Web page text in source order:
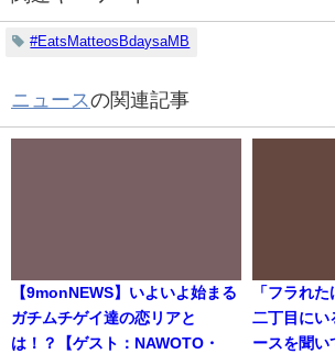
#EatsMatteosBdaysaMB
ニュースの関連記事
【9monNEWS】いよいよ始まる
ガチムチゲイ達の恋リアと
は！？【ゲスト：NAWOTO・
「フラれ
二丁目にい
ースを聞い